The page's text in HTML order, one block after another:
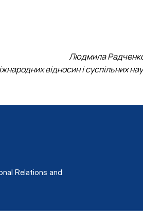
Людмила
відносин і суспільних
Relations and